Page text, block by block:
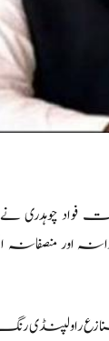
فواد چوہدری
اور
رنگ